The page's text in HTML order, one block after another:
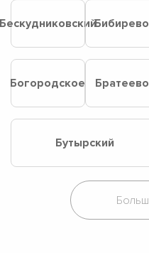
Бибирево
Богородское Братеево
Бутырский